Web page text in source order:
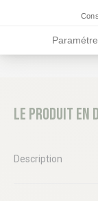
Le produit en
Description